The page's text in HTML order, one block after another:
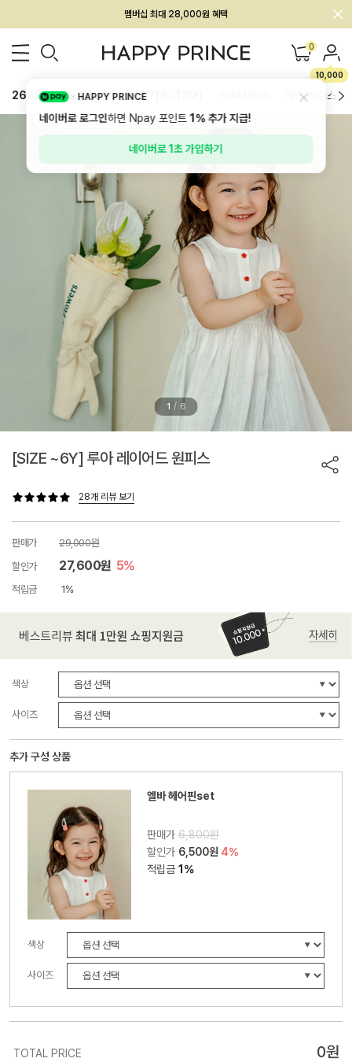
회원전용 아울렛, 가입하면 ~60% 할인!
멤버십 최대 28,000원 혜택 0
10,000
26SS 신상 BEST BABY[6~12M] 하의/레깅스
1 / 6
[SIZE ~6Y] 루아 레이어드 원피스
28개 리뷰 보기
판매가
29,000원
할인가
27,600원 5%
적립금 1%
색상
사이즈
추가 구성 상품
엘바 헤어핀set
판매가6,800원
할인가 6,500원 4%
적립금1%
색상
사이즈
TOTAL PRICE 0원
HAPPY PRINCE
네이버로 로그인하면 Npay 포인트1%추가 지급!
네이버로 1초 가입하기